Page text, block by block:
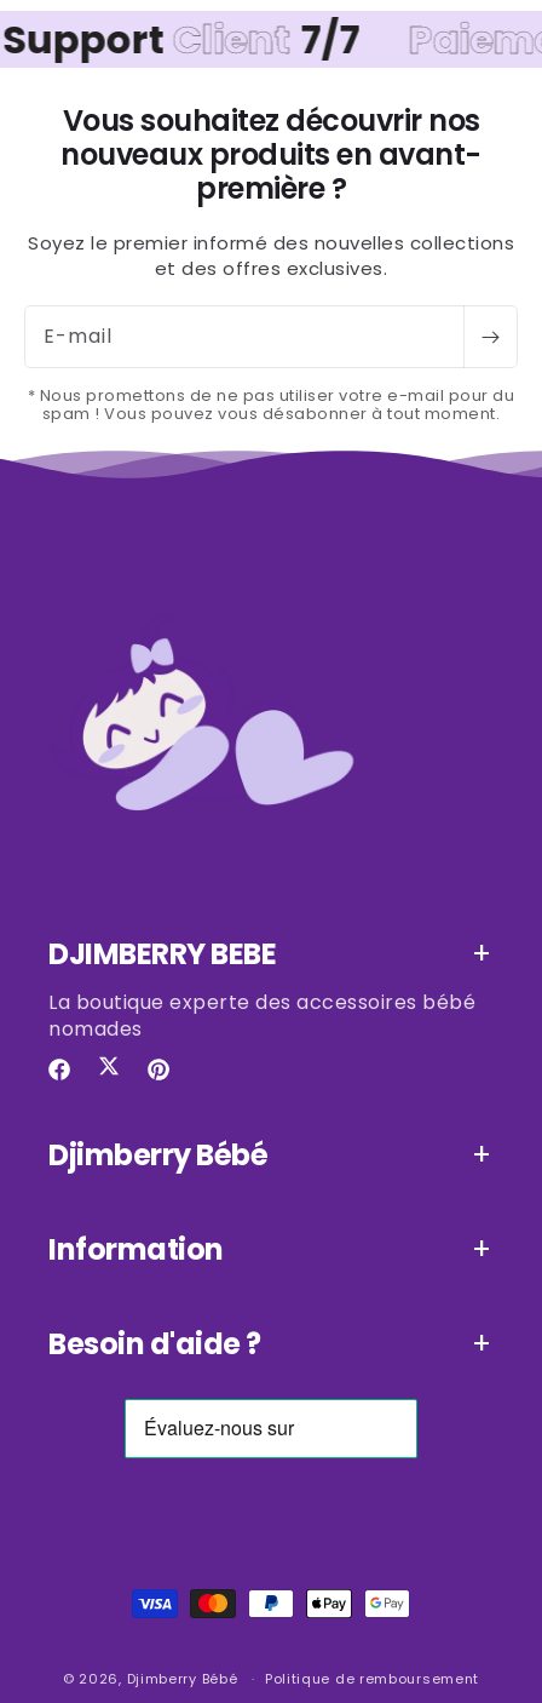
Client 7/7 Paiement
Vous souhaitez découvrir nos
nouveaux produits en avant-
première ?
Soyez le premier informé des nouvelles collections
et des offres exclusives.
E-mail
* Nous promettons de ne pas utiliser votre e-mail pour du
spam ! Vous pouvez vous désabonner à tout moment.
DJIMBERRY BEBE
La boutique experte des accessoires bébé
nomades
FacebookTwitterPinterest
Djimberry Bébé
Information
Besoin d'aide ?
de
© 2026, Djimberry Bébé Politique de remboursement